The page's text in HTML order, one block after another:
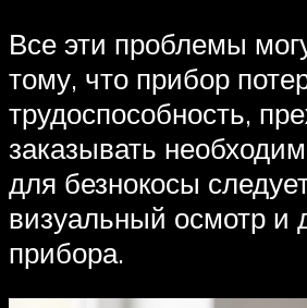
Все эти проблемы
тому, что прибор
трудоспособность,
заказывать
для безнокосы
визуальный осмотр и
прибора.